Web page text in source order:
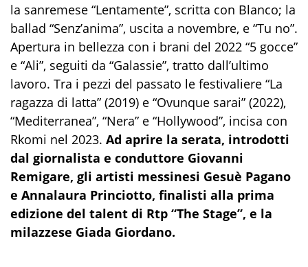
la sanremese “Lentamente”, scritta con Blanco; la
ballad “Senz’anima”, uscita a novembre, e “Tu no”.
Apertura in bellezza con i brani del 2022 “5 gocce”
e “Ali”, seguiti da “Galassie”, tratto dall’ultimo
lavoro. Tra i pezzi del passato le festivaliere “La
ragazza di latta” (2019) e “Ovunque sarai” (2022),
“Mediterranea”, “Nera” e “Hollywood”, incisa con
Rkomi nel 2023. Ad aprire la serata, introdotti
dal giornalista e conduttore Giovanni
Remigare, gli artisti messinesi Gesuè Pagano
e Annalaura Princiotto, finalisti alla prima
edizione del talent di Rtp “The Stage”, e la
milazzese Giada Giordano.